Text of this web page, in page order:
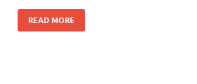
READ MORE